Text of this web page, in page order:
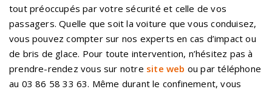
tout préoccupés par votre sécurité et celle de vos
passagers. Quelle que soit la voiture que vous conduisez,
vous pouvez compter sur nos experts en cas d’impact ou
de bris de glace. Pour toute intervention, n’hésitez pas à
prendre-rendez vous sur notre site web ou par téléphone
au 03 86 58 33 63. Même durant le confinement, vous